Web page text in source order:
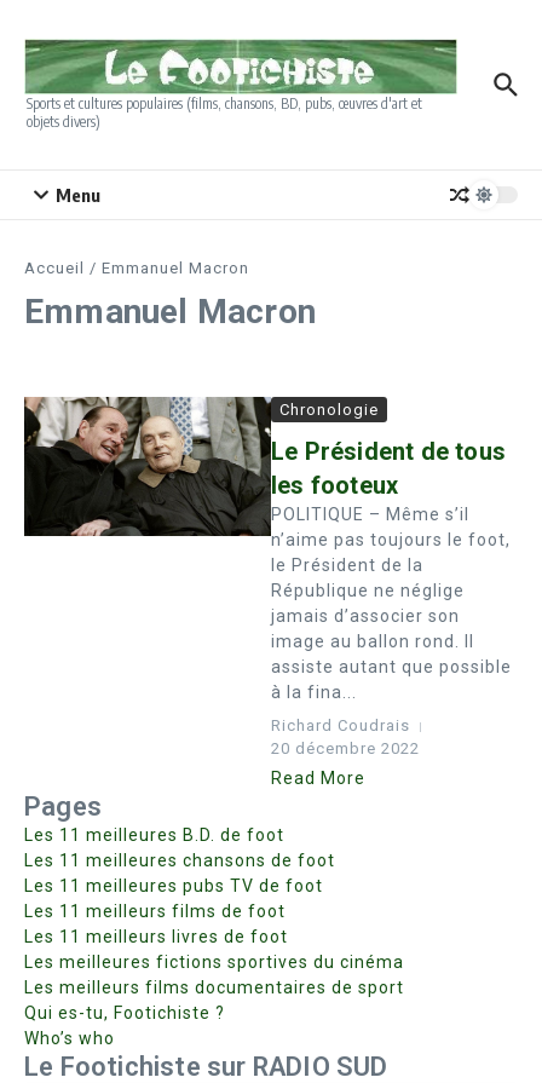
Sports et cultures populaires (films, chansons, BD, pubs, œuvres d'art et
objets divers)
Menu
Accueil / Emmanuel Macron
Emmanuel Macron
Chronologie
Le Président de tous
les footeux
POLITIQUE – Même s’il
n’aime pas toujours le foot,
le Président de la
République ne néglige
jamais d’associer son
image au ballon rond. Il
assiste autant que possible
à la fina...
Richard Coudrais
20 décembre 2022
Read More
Pages
Les 11 meilleures B.D. de foot
Les 11 meilleures chansons de foot
Les 11 meilleures pubs TV de foot
Les 11 meilleurs films de foot
Les 11 meilleurs livres de foot
Les meilleures fictions sportives du cinéma
Les meilleurs films documentaires de sport
Qui es-tu, Footichiste ?
Who’s who
Le Footichiste sur RADIO SUD